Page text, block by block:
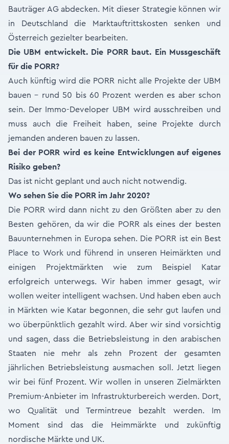
Bauträger AG abdecken. Mit dieser Strategie können wir
in Deutschland die Marktauftrittskosten senken und
Österreich gezielter bearbeiten.
Die UBM entwickelt. Die PORR baut. Ein Mussgeschäft
für die PORR?
Auch künftig wird die PORR nicht alle Projekte der UBM
bauen – rund 50 bis 60 Prozent werden es aber schon
sein. Der Immo-Developer UBM wird ausschreiben und
muss auch die Freiheit haben, seine Projekte durch
jemanden anderen bauen zu lassen.
Bei der PORR wird es keine Entwicklungen auf eigenes
Risiko geben?
Das ist nicht geplant und auch nicht notwendig.
Wo sehen Sie die PORR im Jahr 2020?
Die PORR wird dann nicht zu den Größten aber zu den
Besten gehören, da wir die PORR als eines der besten
Bauunternehmen in Europa sehen. Die PORR ist ein Best
Place to Work und führend in unseren Heimärkten und
einigen Projektmärkten wie zum Beispiel Katar
erfolgreich unterwegs. Wir haben immer gesagt, wir
wollen weiter intelligent wachsen. Und haben eben auch
in Märkten wie Katar begonnen, die sehr gut laufen und
wo überpünktlich gezahlt wird. Aber wir sind vorsichtig
und sagen, dass die Betriebsleistung in den arabischen
Staaten nie mehr als zehn Prozent der gesamten
jährlichen Betriebsleistung ausmachen soll. Jetzt liegen
wir bei fünf Prozent. Wir wollen in unseren Zielmärkten
Premium-Anbieter im Infrastrukturbereich werden. Dort,
wo Qualität und Termintreue bezahlt werden. Im
Moment sind das die Heimmärkte und zukünftig
nordische Märkte und UK.